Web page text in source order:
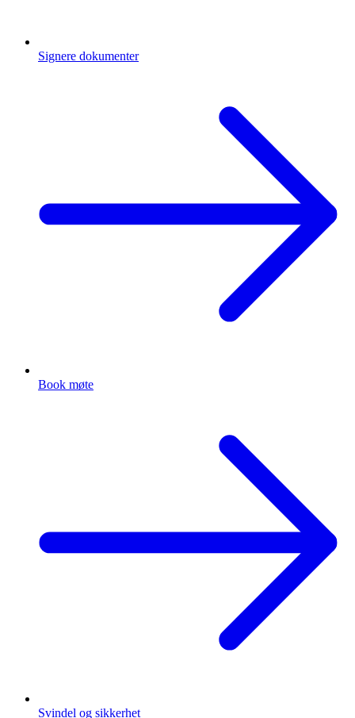
Signere dokumenter
Book møte
Svindel og sikkerhet